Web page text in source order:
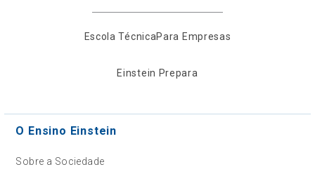
Escola TécnicaPara Empresas
Einstein Prepara
O Ensino Einstein
Sobre a Sociedade